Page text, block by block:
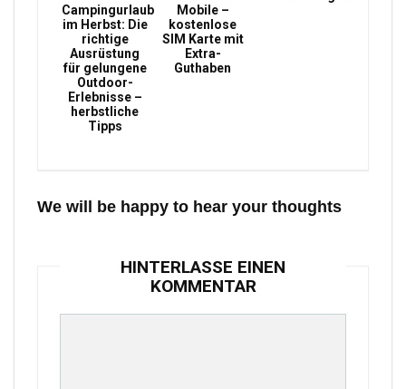
Campingurlaub
im Herbst: Die
richtige
Ausrüstung
für gelungene
Outdoor-
Erlebnisse –
herbstliche
Tipps
Mobile –
kostenlose
SIM Karte mit
Extra-
Guthaben
We will be happy to hear your thoughts
HINTERLASSE EINEN
KOMMENTAR